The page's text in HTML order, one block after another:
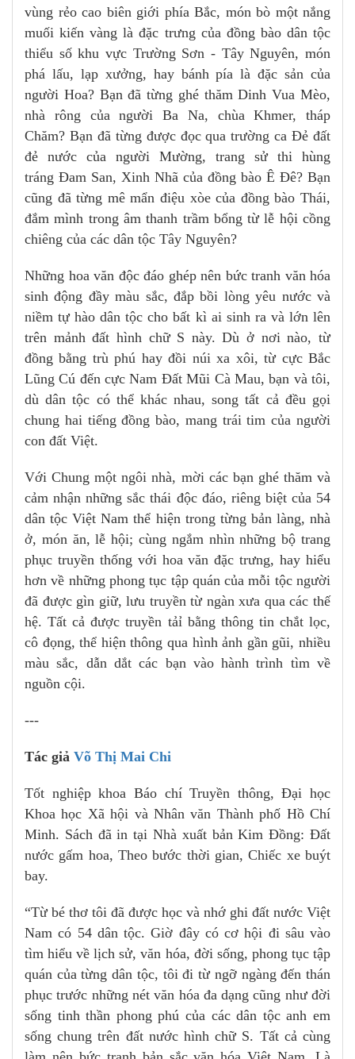
vùng rẻo cao biên giới phía Bắc, món bò một nắng
muối kiến vàng là đặc trưng của đồng bào dân tộc
thiểu số khu vực Trường Sơn - Tây Nguyên, món
phá lấu, lạp xưởng, hay bánh pía là đặc sản của
người Hoa? Bạn đã từng ghé thăm Dinh Vua Mèo,
nhà rông của người Ba Na, chùa Khmer, tháp
Chăm? Bạn đã từng được đọc qua trường ca Đẻ đất
đẻ nước của người Mường, trang sử thi hùng
tráng Đam San, Xinh Nhã của đồng bào Ê Đê? Bạn
cũng đã từng mê mẩn điệu xòe của đồng bào Thái,
đắm mình trong âm thanh trầm bổng từ lễ hội cồng
chiêng của các dân tộc Tây Nguyên?
Những hoa văn độc đáo ghép nên bức tranh văn hóa
sinh động đầy màu sắc, đắp bồi lòng yêu nước và
niềm tự hào dân tộc cho bất kì ai sinh ra và lớn lên
trên mảnh đất hình chữ S này. Dù ở nơi nào, từ
đồng bằng trù phú hay đồi núi xa xôi, từ cực Bắc
Lũng Cú đến cực Nam Đất Mũi Cà Mau, bạn và tôi,
dù dân tộc có thể khác nhau, song tất cả đều gọi
chung hai tiếng đồng bào, mang trái tim của người
con đất Việt.
Với Chung một ngôi nhà, mời các bạn ghé thăm và
cảm nhận những sắc thái độc đáo, riêng biệt của 54
dân tộc Việt Nam thể hiện trong từng bản làng, nhà
ở, món ăn, lễ hội; cùng ngắm nhìn những bộ trang
phục truyền thống với hoa văn đặc trưng, hay hiểu
hơn về những phong tục tập quán của mỗi tộc người
đã được gìn giữ, lưu truyền từ ngàn xưa qua các thế
hệ. Tất cả được truyền tảỉ bằng thông tin chắt lọc,
cô đọng, thể hiện thông qua hình ảnh gần gũi, nhiều
màu sắc, dẫn dắt các bạn vào hành trình tìm về
nguồn cội.
---
Tác giả Võ Thị Mai Chi
Tốt nghiệp khoa Báo chí Truyền thông, Đại học
Khoa học Xã hội và Nhân văn Thành phố Hồ Chí
Minh. Sách đã in tại Nhà xuất bản Kim Đồng: Đất
nước gấm hoa, Theo bước thời gian, Chiếc xe buýt
bay.
“Từ bé thơ tôi đã được học và nhớ ghi đất nước Việt
Nam có 54 dân tộc. Giờ đây có cơ hội đi sâu vào
tìm hiểu về lịch sử, văn hóa, đời sống, phong tục tập
quán của từng dân tộc, tôi đi từ ngỡ ngàng đến thán
phục trước những nét văn hóa đa dạng cũng như đời
sống tinh thần phong phú của các dân tộc anh em
sống chung trên đất nước hình chữ S. Tất cả cùng